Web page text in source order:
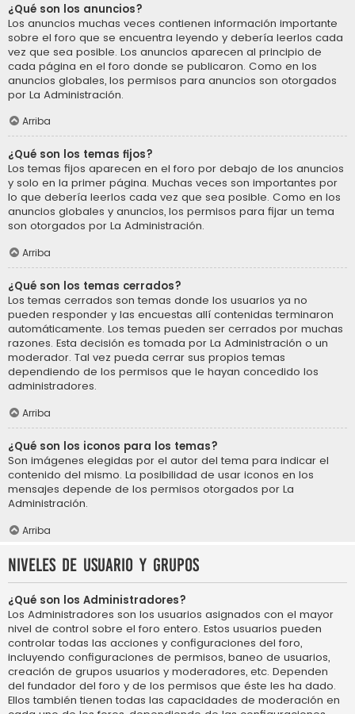
¿Qué son los anuncios?
Los anuncios muchas veces contienen información importante
sobre el foro que se encuentra leyendo y debería leerlos cada
vez que sea posible. Los anuncios aparecen al principio de
cada página en el foro donde se publicaron. Como en los
anuncios globales, los permisos para anuncios son otorgados
por La Administración.
Arriba
¿Qué son los temas fijos?
Los temas fijos aparecen en el foro por debajo de los anuncios
y solo en la primer página. Muchas veces son importantes por
lo que debería leerlos cada vez que sea posible. Como en los
anuncios globales y anuncios, los permisos para fijar un tema
son otorgados por La Administración.
Arriba
¿Qué son los temas cerrados?
Los temas cerrados son temas donde los usuarios ya no
pueden responder y las encuestas allí contenidas terminaron
automáticamente. Los temas pueden ser cerrados por muchas
razones. Esta decisión es tomada por La Administración o un
moderador. Tal vez pueda cerrar sus propios temas
dependiendo de los permisos que le hayan concedido los
administradores.
Arriba
¿Qué son los iconos para los temas?
Son imágenes elegidas por el autor del tema para indicar el
contenido del mismo. La posibilidad de usar iconos en los
mensajes depende de los permisos otorgados por La
Administración.
Arriba
Niveles de usuario y grupos
¿Qué son los Administradores?
Los Administradores son los usuarios asignados con el mayor
nivel de control sobre el foro entero. Estos usuarios pueden
controlar todas las acciones y configuraciones del foro,
incluyendo configuraciones de permisos, baneo de usuarios,
creación de grupos usuarios y moderadores, etc. Dependen
del fundador del foro y de los permisos que éste les ha dado.
Ellos también tienen todas las capacidades de moderación en